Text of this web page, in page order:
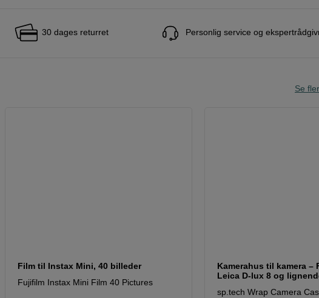
30 dages returret Personlig service og
Se
Film til Instax Mini, 40 billeder
Fujifilm Instax Mini Film 40 Pictures
Kamerahus til kamera –
Leica D-lux 8 og
sp.tech Wrap Camera